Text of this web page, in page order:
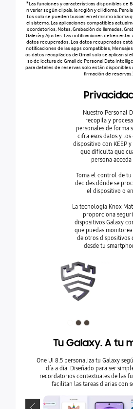
*Las funciones y características disponibles de
n variar según el país, la región y el idioma. Para
tos solo se pueden buscar en el mismo idioma
el sistema. Las aplicaciones compatibles
ecordatorios, Notas, Grabación de llamadas,
Galería y Ajustes. Las notificaciones deben
datos recuperados. Los datos recuperados
notificaciones de las apps compatibles,
os datos recopilados de Gmail solo se aplican si
so de lectura de Gmail de Personal Data
para detalles de reservas solo están disponibles
firmación de
Nuestro Personal
recopila y
personales de forma
cifra esos datos y
dispositivo con KEEP
que dificulta que
persona
Toma el control de tu
decides dónde se
el dispositivo o
La tecnología Knox
proporciona
dispositivos Galaxy
que puedas
de otros dispositivos
desde tu
Tu Galaxy. A tu
One UI 8.5 personaliza tu Galaxy
día a día. Diseñado para ser
recordatorios contextuales de las
facilitan las tareas diarias con